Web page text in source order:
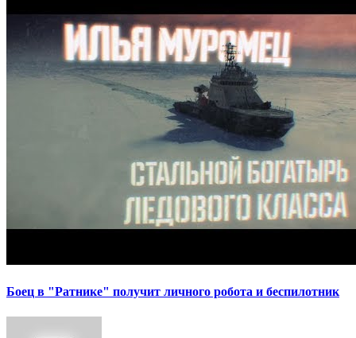
Боец в "Ратнике" получит личного робота и беспилотник